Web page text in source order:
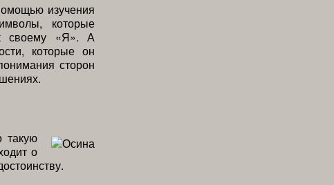
изучения
которые
к своему «Я». А
которые он
сторон
такую
о